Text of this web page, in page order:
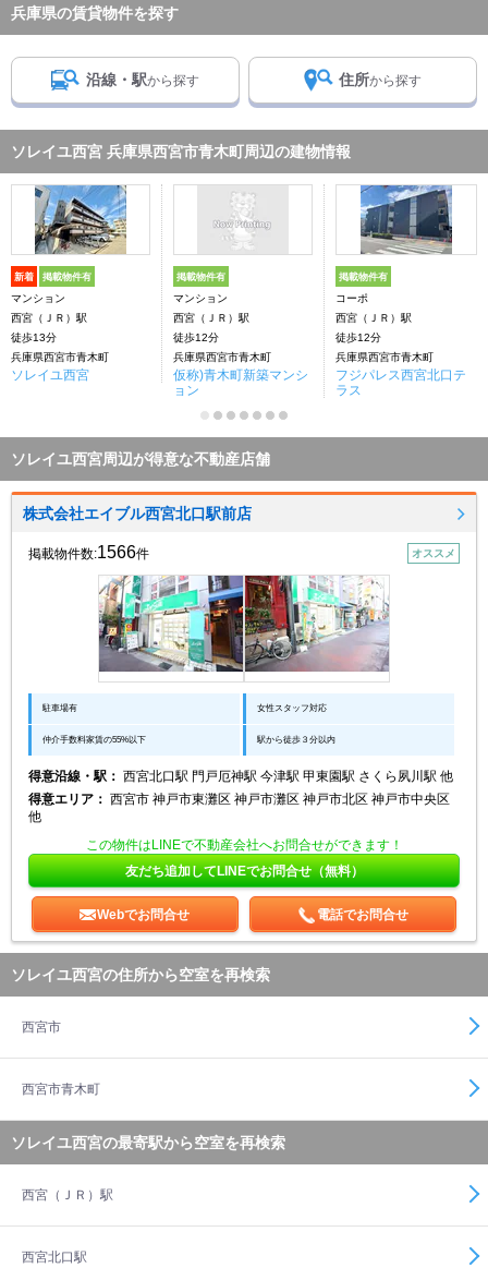
兵庫県の賃貸物件を探す
沿線・駅から探す 住所から探す
ソレイユ西宮 兵庫県西宮市青木町周辺の建物情報
新着 掲載物件有
マンション
西宮（ＪＲ）駅
徒歩13分
兵庫県西宮市青木町
ソレイユ西宮
掲載物件有
マンション
西宮（ＪＲ）駅
徒歩12分
兵庫県西宮市青木町
仮称)青木町新築マンシ
ョン
掲載物件有
コーポ
西宮（ＪＲ）駅
徒歩12分
兵庫県西宮市青木町
フジパレス西宮北口テ
ラス
ソレイユ西宮周辺が得意な不動産店舗
株式会社エイブル西宮北口駅前店
掲載物件数:1566件 オススメ
駐車場有 女性スタッフ対応
仲介手数料家賃の55%以下 駅から徒歩３分以内
得意沿線・駅： 西宮北口駅 門戸厄神駅 今津駅 甲東園駅 さくら夙川駅 他
得意エリア： 西宮市 神戸市東灘区 神戸市灘区 神戸市北区 神戸市中央区
他
この物件はLINEで不動産会社へお問合せができます！
友だち追加してLINEでお問合せ（無料）
Webでお問合せ 電話でお問合せ
ソレイユ西宮の住所から空室を再検索
西宮市
西宮市青木町
ソレイユ西宮の最寄駅から空室を再検索
西宮（ＪＲ）駅
西宮北口駅